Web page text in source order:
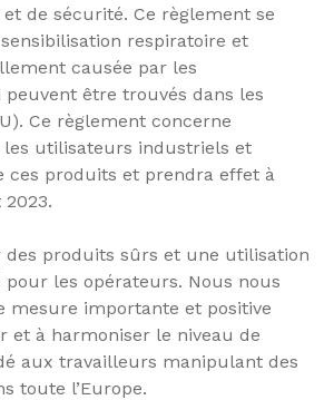
de sécurité. Ce règlement se
respiratoire et
causée par les
peuvent être trouvés dans les
Ce règlement concerne
utilisateurs industriels et
ces produits et prendra effet à
des produits sûrs et une utilisation
les opérateurs. Nous nous
mesure importante et positive
et à harmoniser le niveau de
aux travailleurs manipulant des
toute l’Europe.